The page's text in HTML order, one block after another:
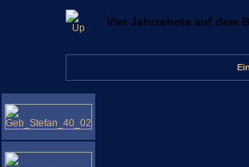
Vier Jahrzehnte auf dem